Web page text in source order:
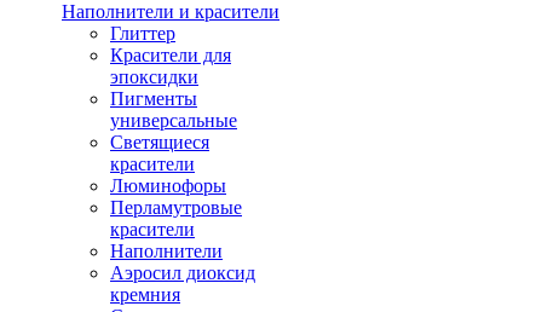
Наполнители и красители
Глиттер
Красители для
эпоксидки
Пигменты
универсальные
Светящиеся
красители
Люминофоры
Перламутровые
красители
Наполнители
Аэросил диоксид
кремния